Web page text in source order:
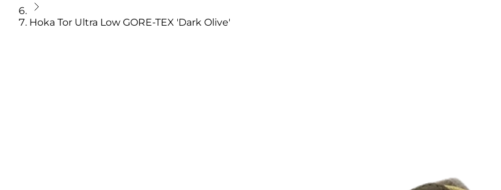
Hoka Tor Ultra Low GORE-TEX 'Dark Olive'